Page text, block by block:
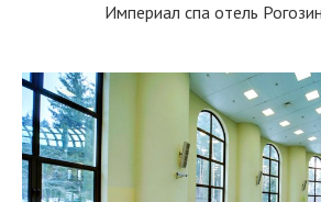
Империал спа отель